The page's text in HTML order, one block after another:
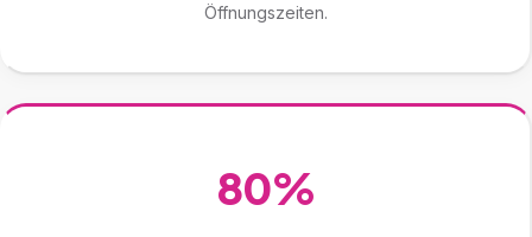
Öffnungszeiten.
80%